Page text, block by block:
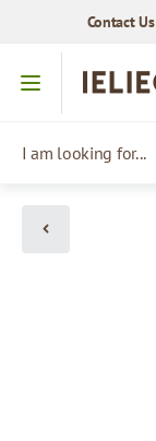
Contact Us
Skip to Content